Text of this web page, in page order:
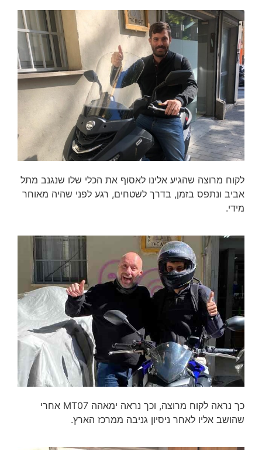
לקוח מרוצה שהגיע אלינו לאסוף את הכלי שלו שנגנב מתל
אביב ונתפס בזמן, בדרך לשטחים, רגע לפני שהיה מאוחר
מידי.
כך נראה לקוח מרוצה, וכך נראה ימאהה MT07 אחרי
שהושב אליו לאחר ניסיון גניבה ממרכז הארץ.